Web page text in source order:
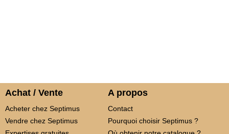
Achat / Vente
Acheter chez Septimus
Vendre chez Septimus
A propos
Contact
Pourquoi choisir Septimus ?